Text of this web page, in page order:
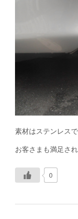
素材はステンレスで
お客さまも満足さ
0